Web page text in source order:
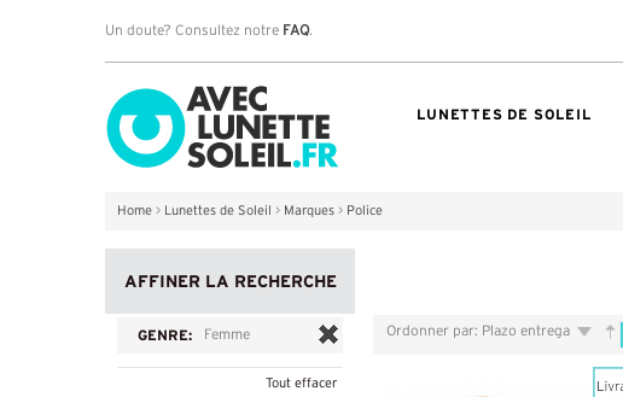
Un doute? Consultez notre FAQ.
LUNETTES DE SOLEIL
Home > Lunettes de Soleil > Marques > Police
AFFINER LA RECHERCHE
GENRE: Femme
Tout effacer
Ordonner par: Plazo entrega